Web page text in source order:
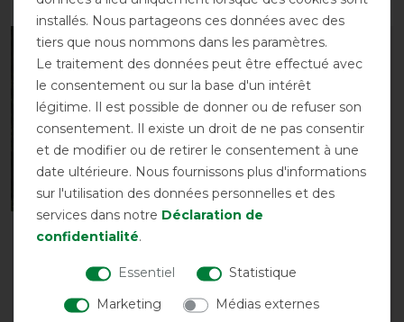
Nouveau
-10%
Couverture polaire QHP
avant 32,50 €
29,25 € *
-10%
avant 9,90 €
8,95 € *
installés. Nous partageons ces données avec des
tiers que nous nommons dans les paramètres.
Le traitement des données peut être effectué avec
le consentement ou sur la base d'un intérêt
légitime. Il est possible de donner ou de refuser son
consentement. Il existe un droit de ne pas consentir
et de modifier ou de retirer le consentement à une
date ultérieure. Nous fournissons plus d'informations
sur l'utilisation des données personnelles et des
services dans notre Déclaration de
confidentialité.
Essentiel
Statistique
Marketing
Médias externes